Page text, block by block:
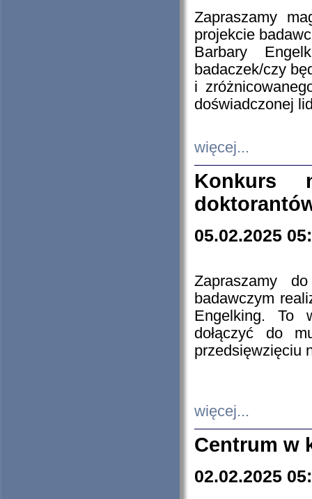
Zapraszamy
projekcie
Barbary
badaczek/czy
i
doświadczonej
więcej...
Konkurs
05.02.2025
Zapraszamy
badawczym
Engelking. To
dołączyć do
przedsięwzięciu
więcej...
Centrum w
02.02.2025